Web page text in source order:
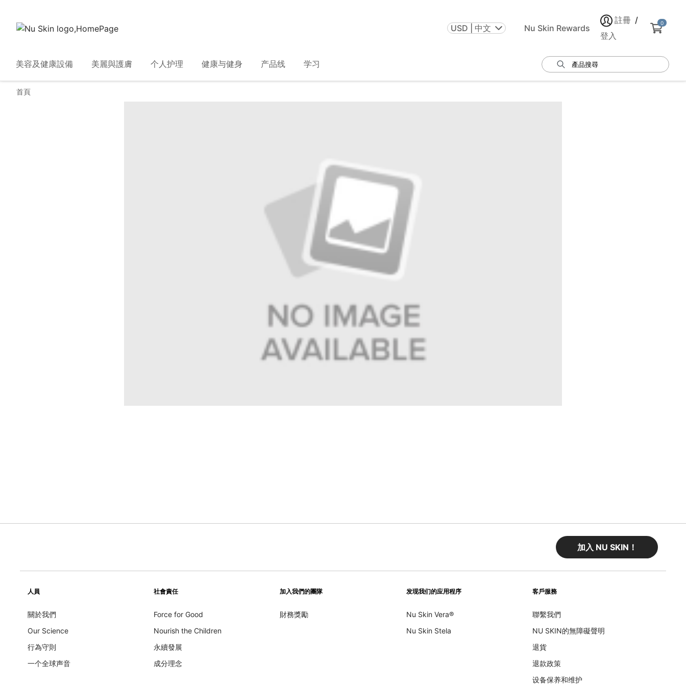
USD | 中文 Nu Skin Rewards
註冊 /
登入
0
美容及健康設備 美麗與護膚 个人护理 健康与健身 产品线 学习
首頁
加入 NU SKIN！
人員
關於我們
Our Science
行為守則
一个全球声音
社會責任
Force for Good
Nourish the Children
永續發展
成分理念
加入我們的團隊
財務獎勵
发现我们的应用程序
Nu Skin Vera®
Nu Skin Stela
客戶服務
聯繫我們
NU SKIN的無障礙聲明
退貨
退款政策
设备保养和维护